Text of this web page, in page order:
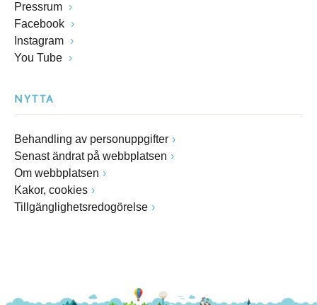
Pressrum
Facebook
Instagram
You Tube
NYTTA
Behandling av personuppgifter
Senast ändrat på webbplatsen
Om webbplatsen
Kakor, cookies
Tillgänglighetsredogörelse